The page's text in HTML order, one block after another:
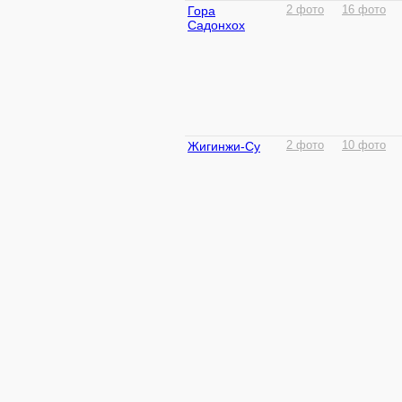
Гора
Садонхох
2 фото 16 фото
Жигинжи-Су 2 фото 10 фото